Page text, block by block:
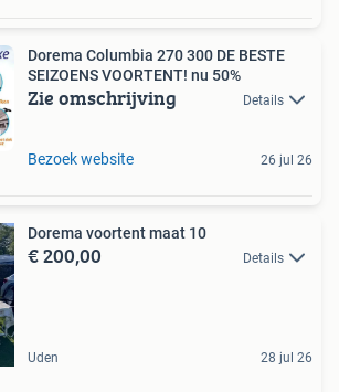
Dorema Columbia 270 300 DE BESTE
SEIZOENS VOORTENT! nu 50%
Zie omschrijving Details
Bezoek website 26 jul 26
Dorema voortent maat 10
€ 200,00 Details
Uden 28 jul 26